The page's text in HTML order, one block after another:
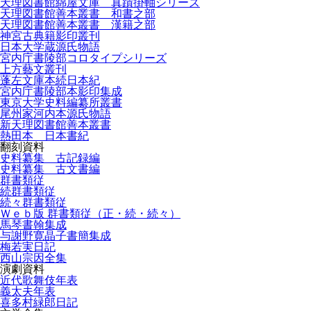
天理図書館綿屋文庫 真蹟掛軸シリーズ
天理図書館善本叢書 和書之部
天理図書館善本叢書 漢籍之部
神宮古典籍影印叢刊
日本大学蔵源氏物語
宮内庁書陵部コロタイプシリーズ
上方藝文叢刊
蓬左文庫本続日本紀
宮内庁書陵部本影印集成
東京大学史料編纂所叢書
尾州家河内本源氏物語
新天理図書館善本叢書
熱田本 日本書紀
翻刻資料
史料纂集 古記録編
史料纂集 古文書編
群書類従
続群書類従
続々群書類従
Ｗｅｂ版 群書類従（正・続・続々）
馬琴書翰集成
与謝野寛晶子書簡集成
梅若実日記
西山宗因全集
演劇資料
近代歌舞伎年表
義太夫年表
喜多村緑郎日記